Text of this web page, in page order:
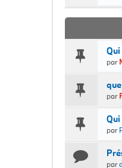
par
par
par
par